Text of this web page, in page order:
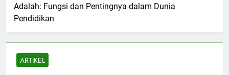
Adalah: Fungsi dan Pentingnya dalam Dunia
Pendidikan
ARTIKEL